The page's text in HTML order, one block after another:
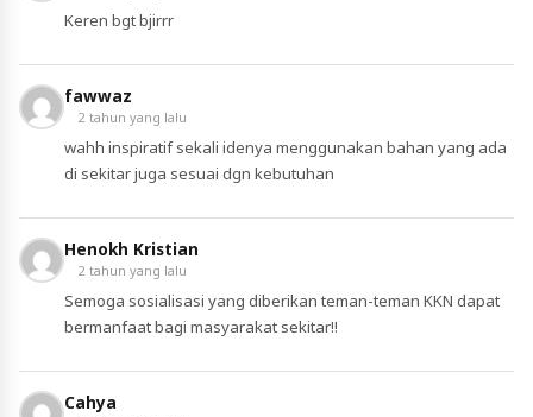
Keren bgt bjirrr
fawwaz
2 tahun yang lalu
wahh inspiratif sekali idenya menggunakan bahan yang ada
di sekitar juga sesuai dgn kebutuhan
Henokh Kristian
2 tahun yang lalu
Semoga sosialisasi yang diberikan teman-teman KKN dapat
bermanfaat bagi masyarakat sekitar!!
Cahya